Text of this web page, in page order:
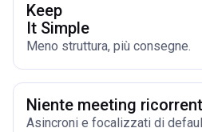
Keep
It Simple
Meno struttura, più consegne.
Niente meeting
Asincroni e focalizzati di